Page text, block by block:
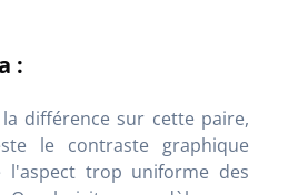
:
différence sur cette paire,
le contraste graphique
l'aspect trop uniforme des